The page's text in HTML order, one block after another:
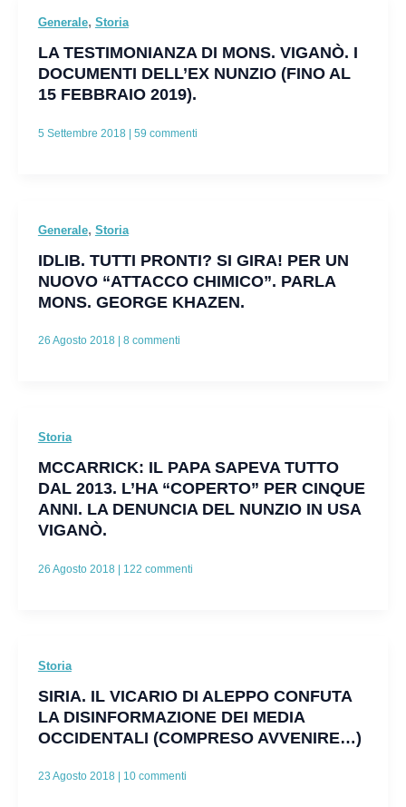
Generale, Storia
LA TESTIMONIANZA DI MONS. VIGANÒ. I
DOCUMENTI DELL’EX NUNZIO (FINO AL
15 FEBBRAIO 2019).
5 Settembre 2018 | 59 commenti
Generale, Storia
IDLIB. TUTTI PRONTI? SI GIRA! PER UN
NUOVO “ATTACCO CHIMICO”. PARLA
MONS. GEORGE KHAZEN.
26 Agosto 2018 8 commenti
Storia
MCCARRICK: IL PAPA SAPEVA TUTTO
DAL 2013. L’HA “COPERTO” PER CINQUE
ANNI. LA DENUNCIA DEL NUNZIO IN USA
VIGANÒ.
26 Agosto 2018 | 122 commenti
Storia
SIRIA. IL VICARIO DI ALEPPO CONFUTA
LA DISINFORMAZIONE DEI MEDIA
OCCIDENTALI (COMPRESO AVVENIRE…)
23 Agosto 2018 10 commenti